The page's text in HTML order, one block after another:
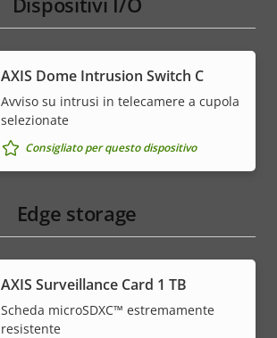
AXIS Dome Intrusion Switch C
Avviso su intrusi in telecamere a cupola
selezionate
Consigliato per questo dispositivo
Edge storage
AXIS Surveillance Card 1 TB
Scheda microSDXC™ estremamente
resistente